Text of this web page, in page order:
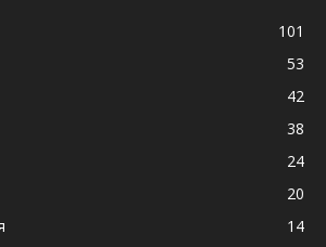
101
53
42
38
24
20
14